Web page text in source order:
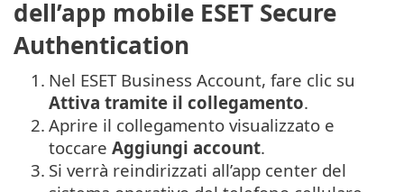
dell’app mobile ESET Secure
Authentication
1. Nel ESET Business Account, fare clic su
Attiva tramite il collegamento.
2. Aprire il collegamento visualizzato e
toccare Aggiungi account.
3. Si verrà reindirizzati all’app center del